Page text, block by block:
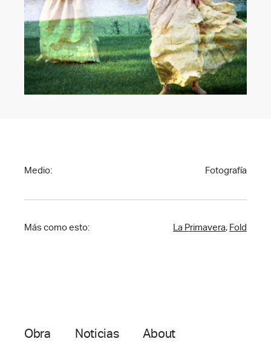
Medio: Fotografía
Más como esto: La Primavera, Fold
Obra Noticias About